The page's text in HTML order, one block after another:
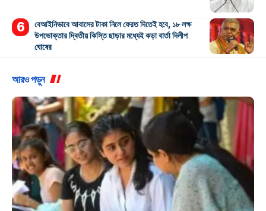
বেআইনিভাবে আবাসের টাকা নিলে ফেরত দিতেই হবে, ১৮ লক্ষ
উপভোক্তার দ্বিতীয় কিস্তি ছাড়ার মধ্যেই কড়া বার্তা দিলীপ
ঘোষের
আরও পড়ুন